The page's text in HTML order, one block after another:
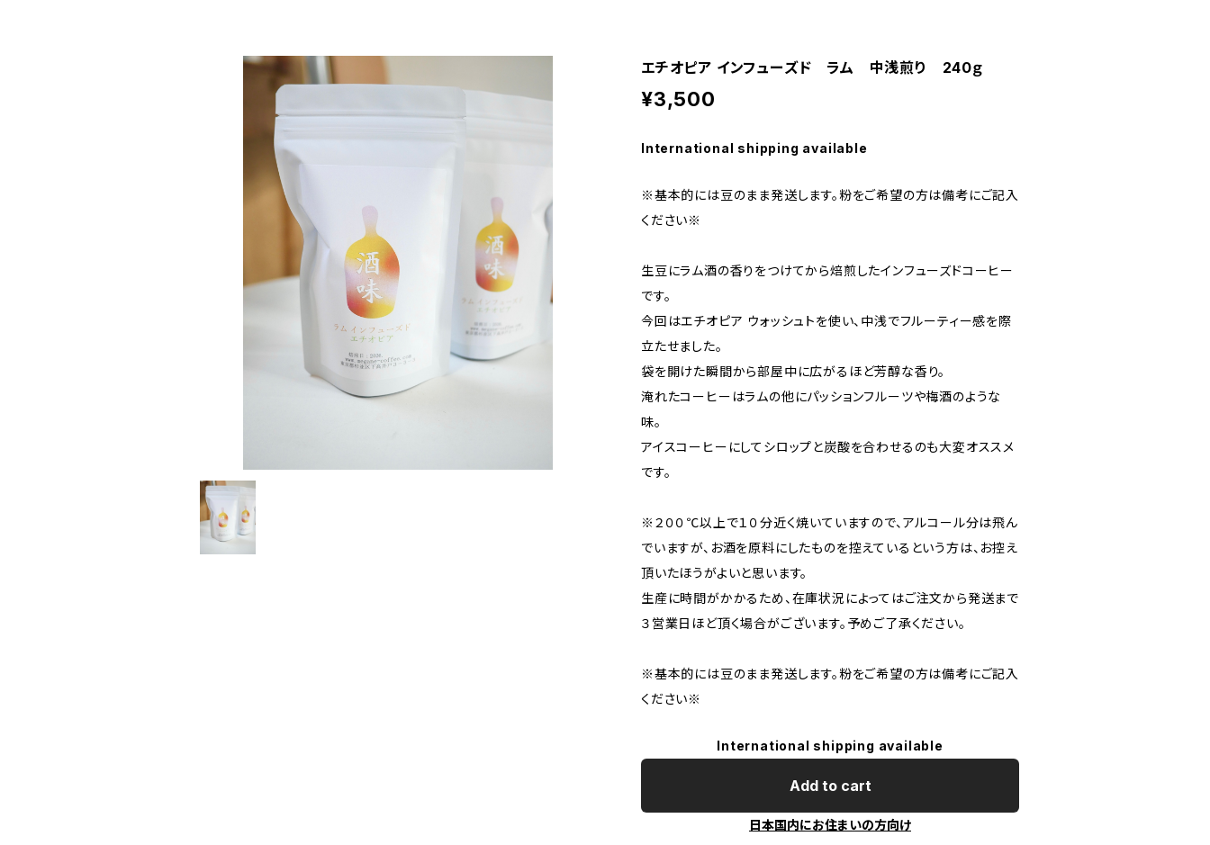
エチオピア インフューズド ラム 中浅煎り 240ｇ
¥3,500
International shipping available
※基本的には豆のまま発送します。粉をご希望の方は備考にご記入
ください※
生豆にラム酒の香りをつけてから焙煎したインフューズドコーヒー
です。
今回はエチオピア ウォッシュトを使い、中浅でフルーティー感を際
立たせました。
袋を開けた瞬間から部屋中に広がるほど芳醇な香り。
淹れたコーヒーはラムの他にパッションフルーツや梅酒のような
味。
アイスコーヒーにしてシロップと炭酸を合わせるのも大変オススメ
です。
※２００℃以上で１０分近く焼いていますので、アルコール分は飛ん
でいますが、お酒を原料にしたものを控えているという方は、お控え
頂いたほうがよいと思います。
生産に時間がかかるため、在庫状況によってはご注文から発送まで
３営業日ほど頂く場合がございます。予めご了承ください。
※基本的には豆のまま発送します。粉をご希望の方は備考にご記入
ください※
International shipping available
Add to cart
日本国内にお住まいの方向け